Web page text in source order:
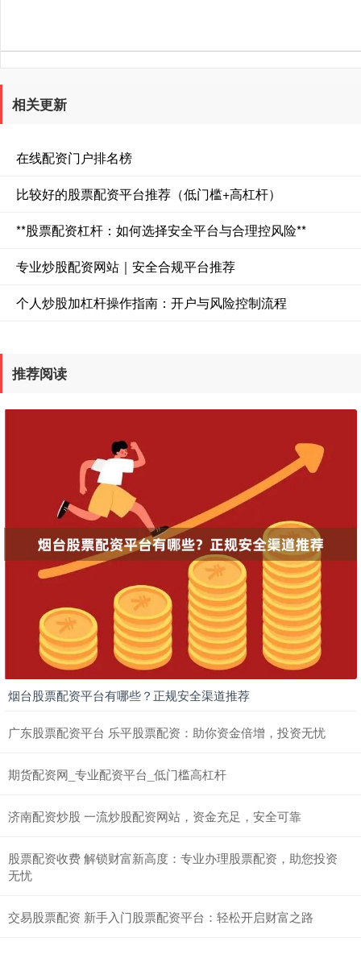
相关更新
在线配资门户排名榜
比较好的股票配资平台推荐（低门槛+高杠杆）
**股票配资杠杆：如何选择安全平台与合理控风险**
专业炒股配资网站｜安全合规平台推荐
个人炒股加杠杆操作指南：开户与风险控制流程
推荐阅读
烟台股票配资平台有哪些？正规安全渠道推荐
广东股票配资平台 乐平股票配资：助你资金倍增，投资无忧
期货配资网_专业配资平台_低门槛高杠杆
济南配资炒股 一流炒股配资网站，资金充足，安全可靠
股票配资收费 解锁财富新高度：专业办理股票配资，助您投资
无忧
交易股票配资 新手入门股票配资平台：轻松开启财富之路